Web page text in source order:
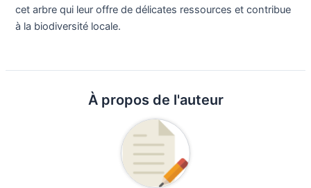
cet arbre qui leur offre de délicates ressources et contribue
à la biodiversité locale.
À propos de l'auteur